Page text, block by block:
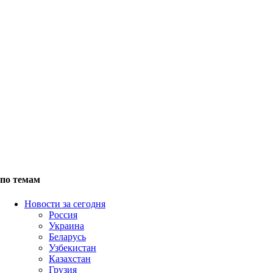
по темам
Новости за сегодня
Россия
Украина
Беларусь
Узбекистан
Казахстан
Грузия